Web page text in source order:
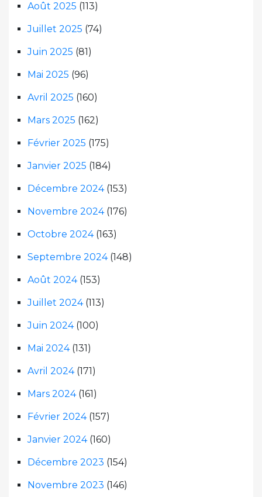
Août 2025 (113)
Juillet 2025 (74)
Juin 2025 (81)
Mai 2025 (96)
Avril 2025 (160)
Mars 2025 (162)
Février 2025 (175)
Janvier 2025 (184)
Décembre 2024(153)
Novembre 2024(176)
Octobre 2024(163)
Septembre 2024(148)
Août 2024(153)
Juillet 2024(113)
Juin 2024(100)
Mai 2024(131)
Avril 2024(171)
Mars 2024(161)
Février 2024(157)
Janvier 2024(160)
Décembre 2023 (154)
Novembre 2023 (146)